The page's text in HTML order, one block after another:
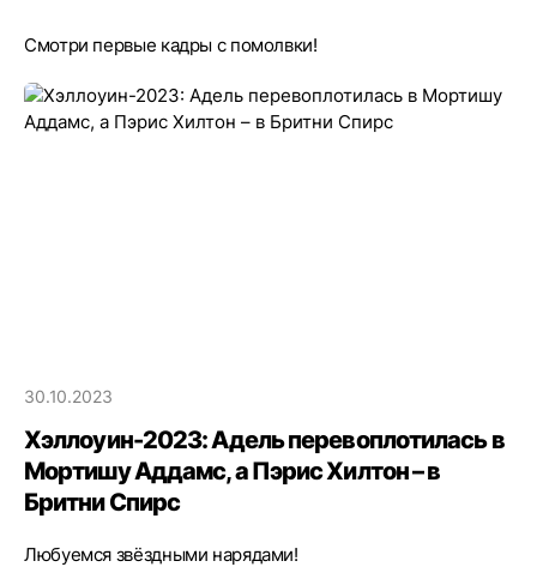
Смотри первые кадры с помолвки!
30.10.2023
Хэллоуин-2023: Адель перевоплотилась в
Мортишу Аддамс, а Пэрис Хилтон – в
Бритни Спирс
Любуемся звёздными нарядами!